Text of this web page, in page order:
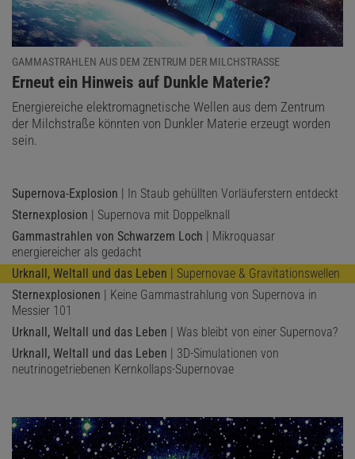
GAMMASTRAHLEN AUS DEM ZENTRUM DER MILCHSTRASSE
:
Erneut ein Hinweis auf Dunkle Materie?
Energiereiche elektromagnetische Wellen aus dem Zentrum
der Milchstraße könnten von Dunkler Materie erzeugt worden
sein.
Supernova-Explosion | In Staub gehüllten Vorläuferstern entdeckt
Sternexplosion | Supernova mit Doppelknall
Gammastrahlen von Schwarzem Loch | Mikroquasar
energiereicher als gedacht
Urknall, Weltall und das Leben | Supernovae & Gravitationswellen
Sternexplosionen | Keine Gammastrahlung von Supernova in
Messier 101
Urknall, Weltall und das Leben | Was bleibt von einer Supernova?
Urknall, Weltall und das Leben | 3D-Simulationen von
neutrinogetriebenen Kernkollaps-Supernovae